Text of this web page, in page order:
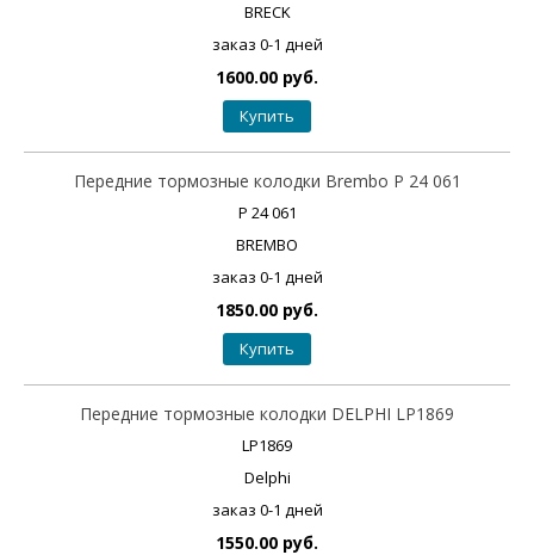
BRECK
заказ 0-1 дней
1600.00 руб.
Купить
Передние тормозные колодки Brembo P 24 061
P 24 061
BREMBO
заказ 0-1 дней
1850.00 руб.
Купить
Передние тормозные колодки DELPHI LP1869
LP1869
Delphi
заказ 0-1 дней
1550.00 руб.